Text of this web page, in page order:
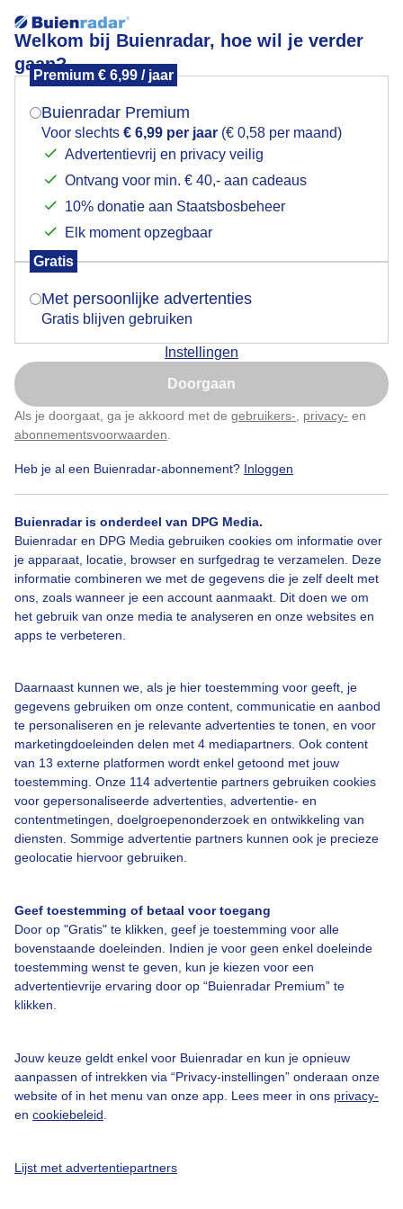
Welkom bij Buienradar, hoe wil je verder
gaan?
Premium € 6,99 / jaar
Buienradar Premium
Voor slechts € 6,99 per jaar (€ 0,58 per maand)
Advertentievrij en privacy veilig
Ontvang voor min. € 40,- aan cadeaus
10% donatie aan Staatsbosbeheer
Elk moment opzegbaar
Gratis
Met persoonlijke advertenties
Gratis blijven gebruiken
Instellingen
Doorgaan
Als je doorgaat, ga je akkoord met de gebruikers- privacy- en
abonnementsvoorwaarden
Heb je al een Buienradar-abonnement? Inloggen
Buienradar is onderdeel van DPG Media.
Buienradar en DPG Media gebruiken cookies om informatie over
je apparaat, locatie, browser en surfgedrag te verzamelen. Deze
informatie combineren we met de gegevens die je zelf deelt met
ons, zoals wanneer je een account aanmaakt. Dit doen we om
het gebruik van onze media te analyseren en onze websites en
apps te verbeteren.
Daarnaast kunnen we, als je hier toestemming voor geeft, je
gegevens gebruiken om onze content, communicatie en aanbod
te personaliseren en je relevante advertenties te tonen, en voor
marketingdoeleinden delen met 4 mediapartners. Ook content
van 13 externe platformen wordt enkel getoond met jouw
toestemming. Onze 114 advertentie partners gebruiken cookies
voor gepersonaliseerde advertenties, advertentie- en
contentmetingen, doelgroepenonderzoek en ontwikkeling van
diensten. Sommige advertentie partners kunnen ook je precieze
geolocatie hiervoor gebruiken.
Geef toestemming of betaal voor toegang
Door op "Gratis" te klikken, geef je toestemming voor alle
bovenstaande doeleinden. Indien je voor geen enkel doeleinde
toestemming wenst te geven, kun je kiezen voor een
advertentievrije ervaring door op “Buienradar Premium” te
klikken.
Jouw keuze geldt enkel voor Buienradar en kun je opnieuw
aanpassen of intrekken via “Privacy-instellingen” onderaan onze
website of in het menu van onze app. Lees meer in ons privacy-
en cookiebeleid
Lijst met advertentiepartners
Vakantiegangers en kamperen
Winderig weer, de jongen moet het dak van de
voortent tegenhouden voordat alles de lucht in vliegt
bij het opbouwen.
Zomervakantie Kamperen Winderigweer
Bekijk slideshow
Een moment geduld aub...
Bedrijfsgegevens
Veelgestelde vragen
Contact
Gebruikersvoorwaarden
Adverteren
Buienradar Team
Cookie beleid
Mogen we je locatie gebruiken voor het
Indien je hier nog geen akkoord op hebt gegeven,
verschijnt er zo een pop-up uit je browser waarin
Is goed, toon de popup
Nu niet, misschien later
Klik hierom dit aan te passen